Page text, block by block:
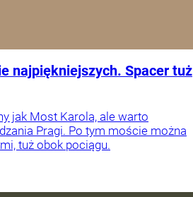
najpiękniejszych. Spacer tuż
jak Most Karola, ale warto
Pragi. Po tym moście można
tuż obok pociągu.